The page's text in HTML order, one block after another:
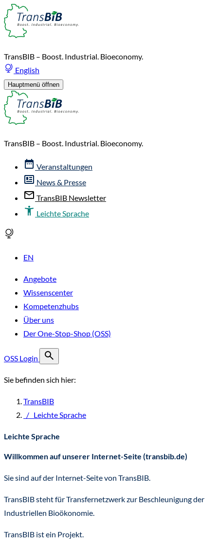
TransBIB – Boost. Industrial. Bioeconomy.
English
Hauptmenü öffnen
TransBIB – Boost. Industrial. Bioeconomy.
Veranstaltungen
News & Presse
TransBIB Newsletter
Leichte Sprache
EN
Angebote
Wissenscenter
Kompetenzhubs
Über uns
Der One-Stop-Shop (OSS)
OSS Login
Sie befinden sich hier:
TransBIB
/ Leichte Sprache
Leichte Sprache
Willkommen auf unserer Internet-Seite (transbib.de)
Sie sind auf der Internet-Seite von TransBIB.
TransBIB steht für Transfernetzwerk zur Beschleunigung der
Industriellen Bioökonomie.
TransBIB ist ein Projekt.